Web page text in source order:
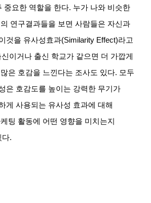
중요한 역할을 한다. 누가 나와 비슷한
연구결과들을 보면 사람들은 자신과
것을 유사성효과(Similarity Effect)라고
신이거나 출신 학교가 같으면 더 가깝게
은 호감을 느낀다는 조사도 있다. 모두
은 호감도를 높이는 강력한 무기가
게 사용되는 유사성 효과에 대해
팅 활동에 어떤 영향을 미치는지
다.